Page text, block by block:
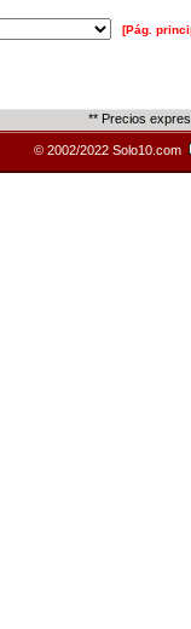
[Pág.
** Precios
© 2002/2022 Solo10.com